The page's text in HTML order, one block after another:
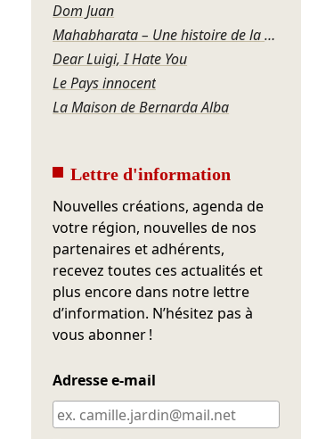
Dom Juan
Mahabharata – Une histoire de la violence
Dear Luigi, I Hate You
Le Pays innocent
La Maison de Bernarda Alba
Lettre d'information
Nouvelles créations, agenda de
votre région, nouvelles de nos
partenaires et adhérents,
recevez toutes ces actualités et
plus encore dans notre lettre
d’information. N’hésitez pas à
vous abonner !
Adresse e-mail